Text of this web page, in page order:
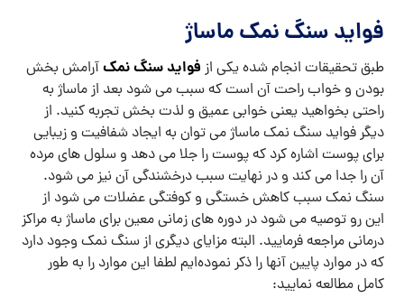
فواید سنگ نمک ماساژ
طبق تحقیقات انجام شده یکی از فواید سنگ نمکآرامش بخش
‌بودن و خواب راحت آن است که سبب می ‌شود بعد از ماساژ به
راحتی بخواهید یعنی خوابی عمیق و لذت بخش تجربه کنید. از
دیگر فواید سنگ نمک ماساژ می‌ توان به ایجاد شفافیت و زیبایی
برای پوست اشاره کرد که پوست را جلا می‌ دهد و سلول‌ های مرده
آن را جدا می‌ کند و در نهایت سبب درخشندگی آن نیز می ‌شود.
سنگ نمک سبب کاهش خستگی و کوفتگی عضلات می ‌شود از
این رو توصیه می‌ شود در دوره‌ های زمانی معین برای ماساژ به مراکز
درمانی مراجعه فرمایید. البته مزایای دیگری از سنگ نمک وجود دارد
که در موارد پایین آنها را ذکر نموده‌ایم لطفا این موارد را به طور
کامل مطالعه نمایید: